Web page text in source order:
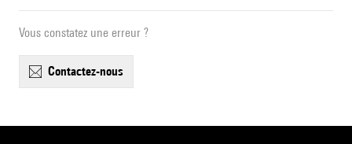
Vous constatez une erreur ?
contactez-nous